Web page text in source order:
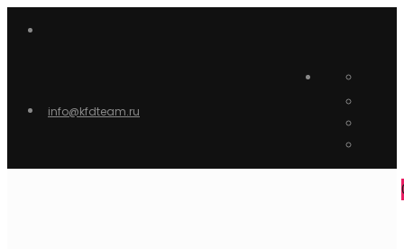
info@kfdteam.ru